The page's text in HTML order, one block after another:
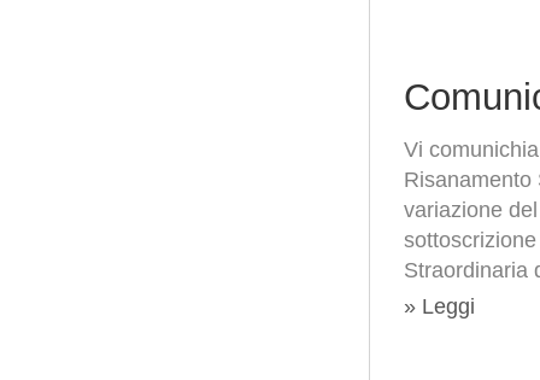
Vi
Risanamento
variazione
Straordinaria
» Leggi